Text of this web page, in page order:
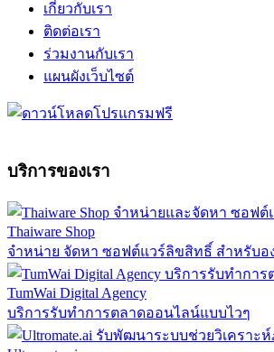
เกี่ยวกับเรา
ติดต่อเรา
ร่วมงานกับเรา
แผนผังเว็บไซต์
บริการของเรา
Thaiware Shop
จำหน่าย จัดหา ซอฟต์แวร์ลิขสิทธิ์ สำหรับอ
TumWai Digital Agency
บริการรับทำการตลาดออนไลน์แบบไวๆ